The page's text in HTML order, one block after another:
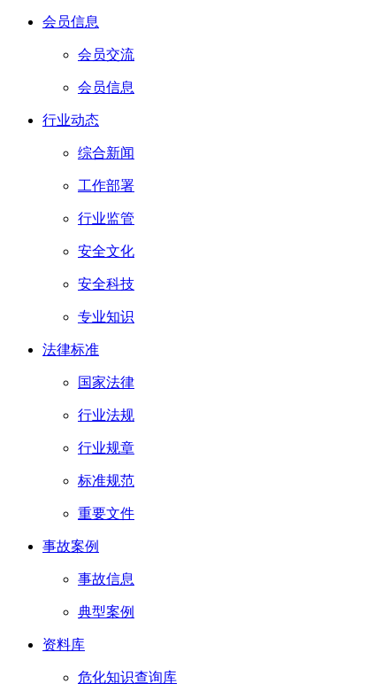
会员信息
会员交流
会员信息
行业动态
综合新闻
工作部署
行业监管
安全文化
安全科技
专业知识
法律标准
国家法律
行业法规
行业规章
标准规范
重要文件
事故案例
事故信息
典型案例
资料库
危化知识查询库